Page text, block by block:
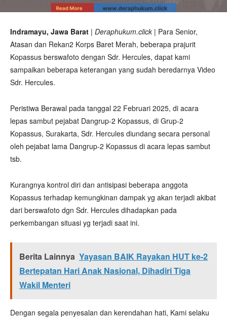
Indramayu, Jawa Barat | Deraphukum.click | Para Senior,
Atasan dan Rekan2 Korps Baret Merah, beberapa prajurit
Kopassus berswafoto dengan Sdr. Hercules, dapat kami
sampaikan beberapa keterangan yang sudah beredarnya Video
Sdr. Hercules.
Peristiwa Berawal pada tanggal 22 Februari 2025, di acara
lepas sambut pejabat Dangrup-2 Kopassus, di Grup-2
Kopassus, Surakarta, Sdr. Hercules diundang secara personal
oleh pejabat lama Dangrup-2 Kopassus di acara lepas sambut
tsb.
Kurangnya kontrol diri dan antisipasi beberapa anggota
Kopassus terhadap kemungkinan dampak yg akan terjadi akibat
dari berswafoto dgn Sdr. Hercules dihadapkan pada
perkembangan situasi yg terjadi saat ini.
Berita Lainnya Yayasan BAIK Rayakan HUT ke-2
Bertepatan Hari Anak Nasional, Dihadiri Tiga
Wakil Menteri
Dengan segala penyesalan dan kerendahan hati, Kami selaku